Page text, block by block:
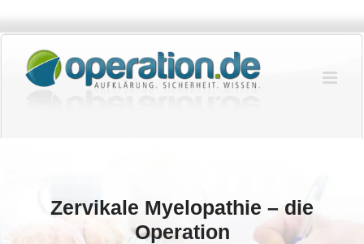
springen
Zervikale Myelopathie – die
Operation